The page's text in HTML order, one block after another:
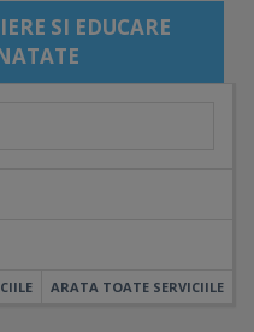
SI EDUCARE
ARATA TOATE SERVICIILE